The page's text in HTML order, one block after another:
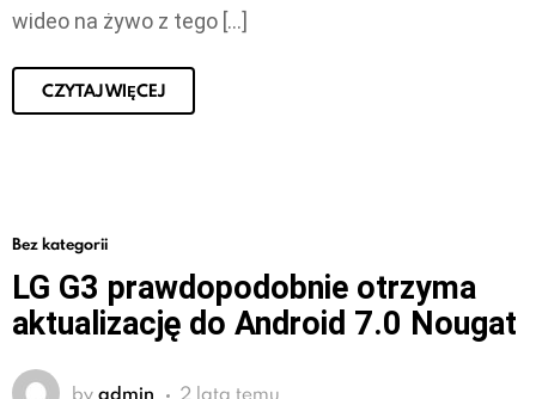
wideo na żywo z tego […]
CZYTAJ WIĘCEJ
Bez kategorii
LG G3 prawdopodobnie otrzyma
aktualizację do Android 7.0 Nougat
by admin 2 lata temu